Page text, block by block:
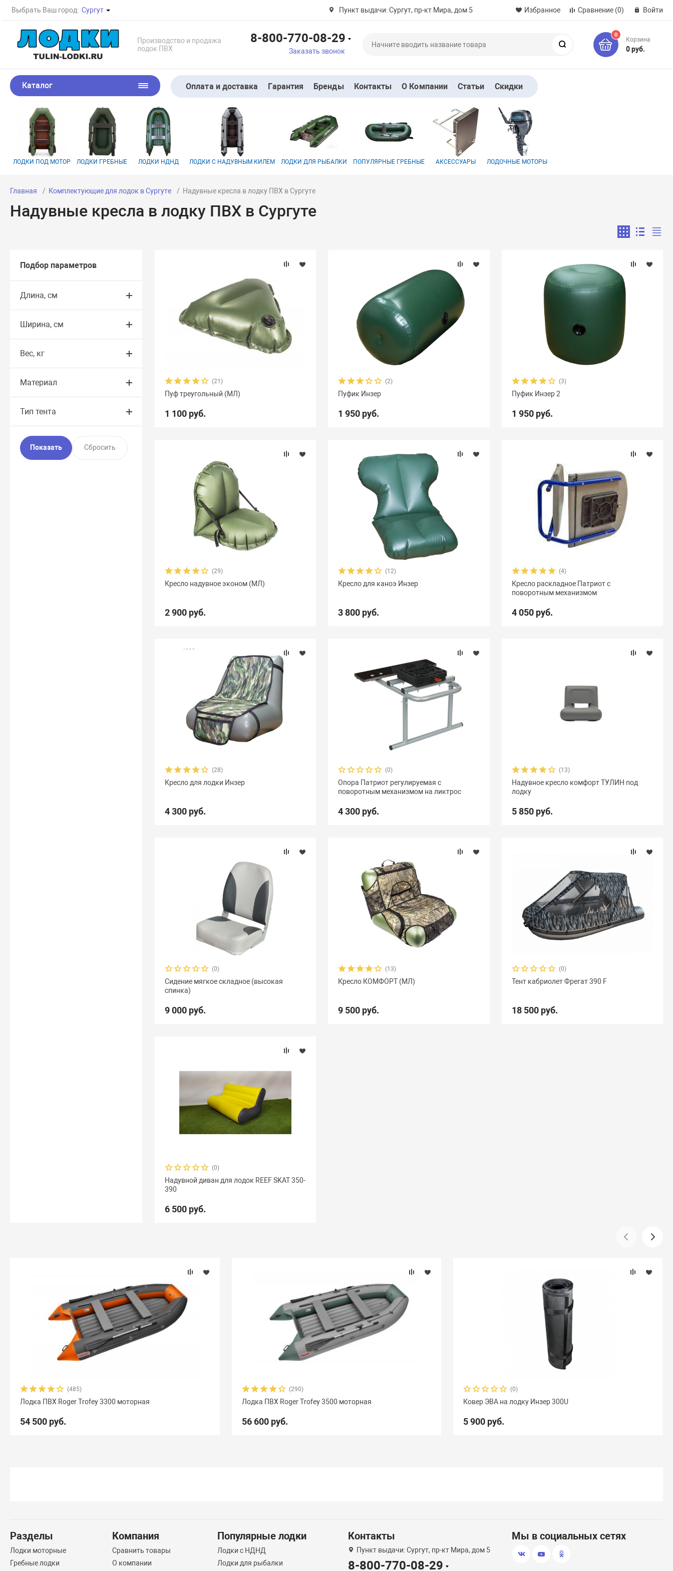
Выбрать Ваш город: Сургут Пункт выдачи: Сургут, пр-кт Мира, дом 5 Избранное Сравнение (0) Войти
Производство и продажа
лодок ПВХ
8-800-770-08-29
Заказать звонок
0
Корзина
0 руб.
Каталог Оплата и доставка Гарантия Бренды Контакты О Компании Статьи Скидки
ЛОДКИ ПОД МОТОР ЛОДКИ ГРЕБНЫЕ ЛОДКИ НДНД ЛОДКИ С НАДУВНЫМ КИЛЕМ ЛОДКИ ДЛЯ РЫБАЛКИ ПОПУЛЯРНЫЕ ГРЕБНЫЕ АКСЕССУАРЫ ЛОДОЧНЫЕ МОТОРЫ
Главная Комплектующие для лодок в Сургуте Надувные кресла в лодку ПВХ в Сургуте
Надувные кресла в лодку ПВХ в Сургуте
Подбор параметров
Длина, см
Ширина, см
Вес, кг
Материал
Тип тента
(21)
Пуф треугольный (МЛ)
1 100 руб.
(2)
Пуфик Инзер
1 950 руб.
(3)
Пуфик Инзер 2
1 950 руб.
(29)
Кресло надувное эконом (МЛ)
2 900 руб.
(12)
Кресло для каноэ Инзер
3 800 руб.
(4)
Кресло раскладное Патриот с
поворотным механизмом
4 050 руб.
(28)
Кресло для лодки Инзер
4 300 руб.
(0)
Опора Патриот регулируемая с
поворотным механизмом на ликтрос
4 300 руб.
(13)
Надувное кресло комфорт ТУЛИН под
лодку
5 850 руб.
(0)
Сидение мягкое складное (высокая
спинка)
9 000 руб.
(13)
Кресло КОМФОРТ (МЛ)
9 500 руб.
(0)
Тент кабриолет Фрегат 390 F
18 500 руб.
(0)
Надувной диван для лодок REEF SKAT 350-
390
6 500 руб.
(485)
Лодка ПВХ Roger Trofey 3300 моторная
54 500 руб.
(290)
Лодка ПВХ Roger Trofey 3500 моторная
56 600 руб.
(0)
Ковер ЭВА на лодку Инзер 300U
5 900 руб.
Разделы
Лодки моторные
Гребные лодки
Компания
Сравнить товары
О компании
Популярные лодки
Лодки с НДНД
Лодки для рыбалки
Контакты
Пункт выдачи: Сургут, пр-кт Мира, дом 5
8-800-770-08-29
Мы в социальных сетях